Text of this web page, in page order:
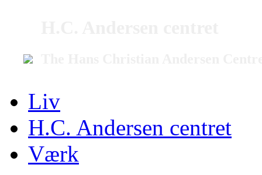
Liv
H.C. Andersen centret
Værk